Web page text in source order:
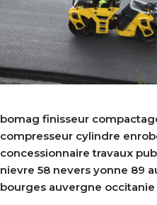
bomag finisseur
compresseur cylindre
concessionnaire travaux
nievre 58 nevers yonne 89
bourges auvergne occitanie